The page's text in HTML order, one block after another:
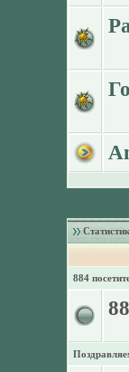
884